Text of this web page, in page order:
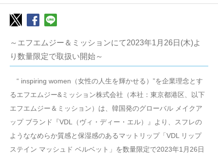
～エフエムジー＆ミッションにて2023年1月26日(木)よ
り数量限定で取扱い開始～
“ inspiring women（女性の人生を輝かせる）”を企業理念とす
るエフエムジー&ミッション株式会社（本社：東京都港区、以下
エフエムジー＆ミッション）は、韓国発のグローバル メイクア
ップ ブランド『VDL（ヴィ・ディー・エル）』より、スフレの
ようななめらか質感と保湿感のあるマットリップ「VDL リップ
ステイン マッシュド ベルベット」を数量限定で2023年1月26日